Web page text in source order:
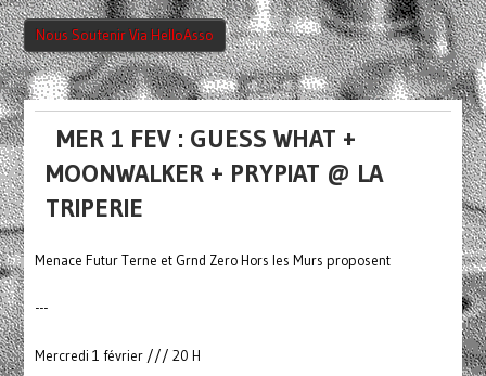
Nous Soutenir Via HelloAsso
MER 1 FEV : GUESS WHAT +
MOONWALKER + PRYPIAT @ LA
TRIPERIE
Menace Futur Terne et Grnd Zero Hors les Murs proposent
---
Mercredi 1 février /// 20 H